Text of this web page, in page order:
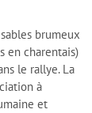
brumeux
en charentais)
le rallye. La
à
et